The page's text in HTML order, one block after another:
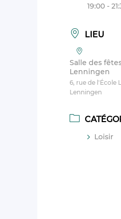
19:00 -
LIEU
Salle des
Lenningen
6, rue de l'École
Lenningen
Loisir